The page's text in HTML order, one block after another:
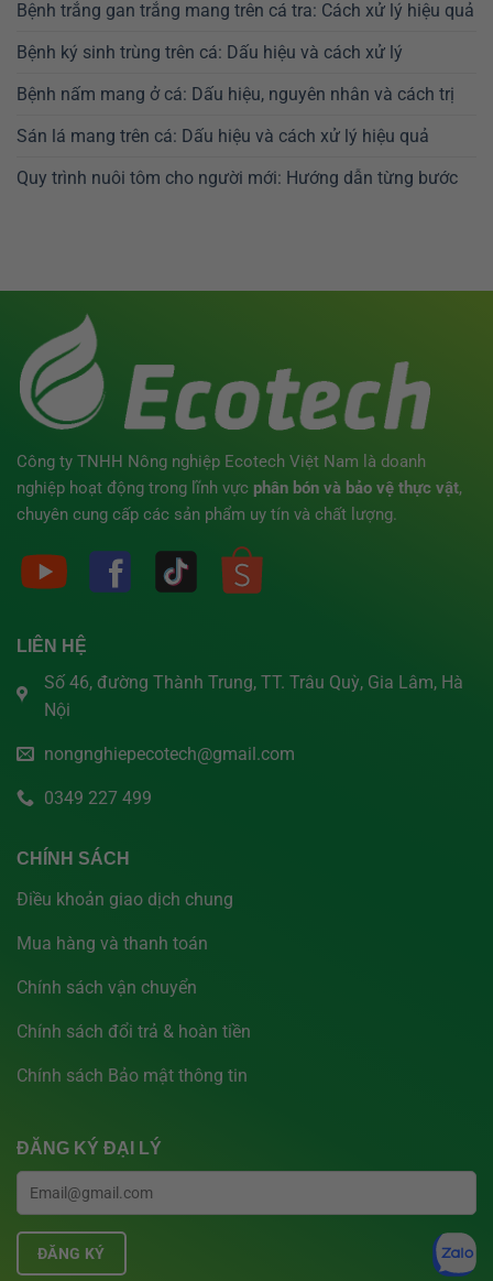
Bệnh trắng gan trắng mang trên cá tra: Cách xử lý hiệu quả
Bệnh ký sinh trùng trên cá: Dấu hiệu và cách xử lý
Bệnh nấm mang ở cá: Dấu hiệu, nguyên nhân và cách trị
Sán lá mang trên cá: Dấu hiệu và cách xử lý hiệu quả
Quy trình nuôi tôm cho người mới: Hướng dẫn từng bước
Công ty TNHH Nông nghiệp Ecotech Việt Nam là doanh
nghiệp hoạt động trong lĩnh vực phân bón và bảo vệ thực vật,
chuyên cung cấp các sản phẩm uy tín và chất lượng.
LIÊN HỆ
Số 46, đường Thành Trung, TT. Trâu Quỳ, Gia Lâm, Hà
Nội
nongnghiepecotech@gmail.com
0349 227 499
CHÍNH SÁCH
Điều khoản giao dịch chung
Mua hàng và thanh toán
Chính sách vận chuyển
Chính sách đổi trả & hoàn tiền
Chính sách Bảo mật thông tin
ĐĂNG KÝ ĐẠI LÝ